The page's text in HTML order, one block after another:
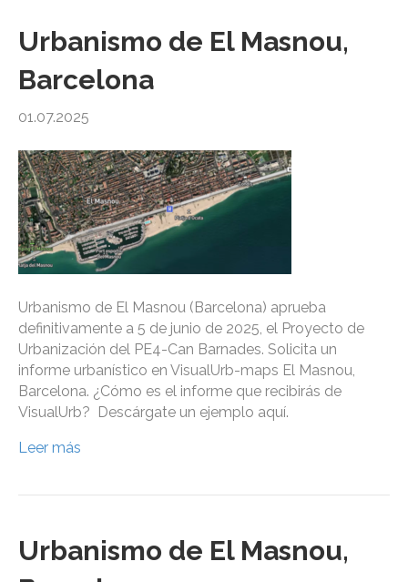
Urbanismo de El Masnou,
Barcelona
01.07.2025
Urbanismo de El Masnou (Barcelona) aprueba
definitivamente a 5 de junio de 2025, el Proyecto de
Urbanización del PE4-Can Barnades. Solicita un
informe urbanístico en VisualUrb-maps El Masnou,
Barcelona. ¿Cómo es el informe que recibirás de
VisualUrb? Descárgate un ejemplo aquí.
Leer más
Urbanismo de El Masnou,